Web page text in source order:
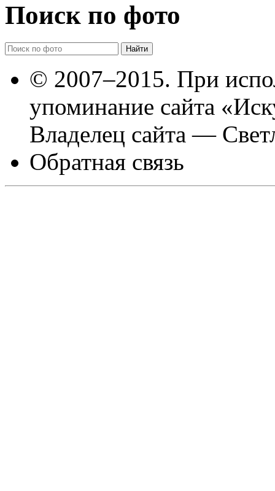
Поиск по фото
© 2007–2015. При
упоминание сайта
Владелец сайта —
Обратная связь